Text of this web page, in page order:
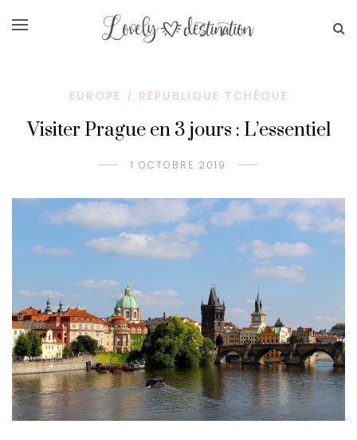
EUROPE / RÉPUBLIQUE TCHÈQUE
Visiter Prague en 3 jours : L’essentiel
1 OCTOBRE 2019